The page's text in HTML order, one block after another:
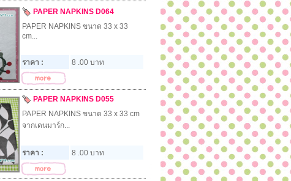
PAPER NAPKINS D064
PAPER NAPKINS ขนาด 33 x 33
cm...
ราคา : 8 .00 บาท
PAPER NAPKINS D055
PAPER NAPKINS ขนาด 33 x 33 cm
จากเดนมาร์ก...
ราคา : 8 .00 บาท